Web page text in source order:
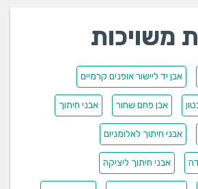
משויכות
אבן יד ליישור אופנים קרמיים
אבן פחם שחור אבני חיתוך
אבני חיתוך לאלומניום
אבני חיתוך ליציקה